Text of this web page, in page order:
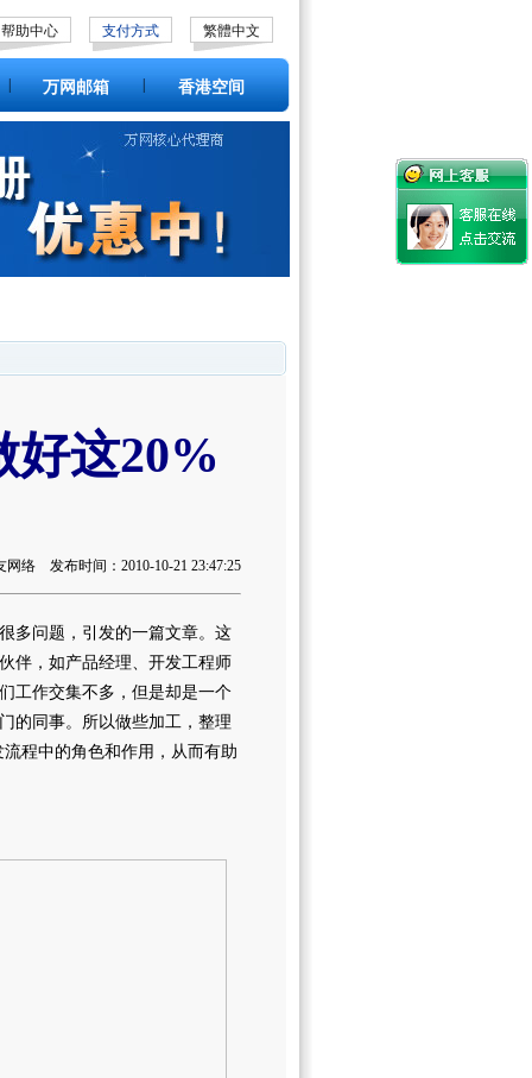
帮助中心 支付方式 繁體中文
万网邮箱 香港空间
好这20%
网络 发布时间：2010-10-21 23:47:25
多问题，引发的一篇文章。这
伴，如产品经理、开发工程师
工作交集不多，但是却是一个
的同事。所以做些加工，整理
程中的角色和作用，从而有助